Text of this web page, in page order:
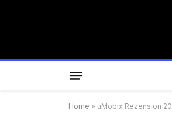
Home » uMobix Rezension